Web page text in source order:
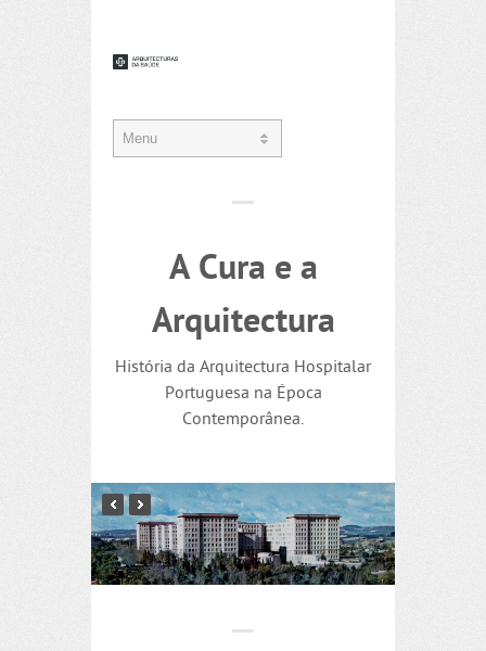
A Cura e a
Arquitectura
História da Arquitectura Hospitalar
Portuguesa na Época
Contemporânea.